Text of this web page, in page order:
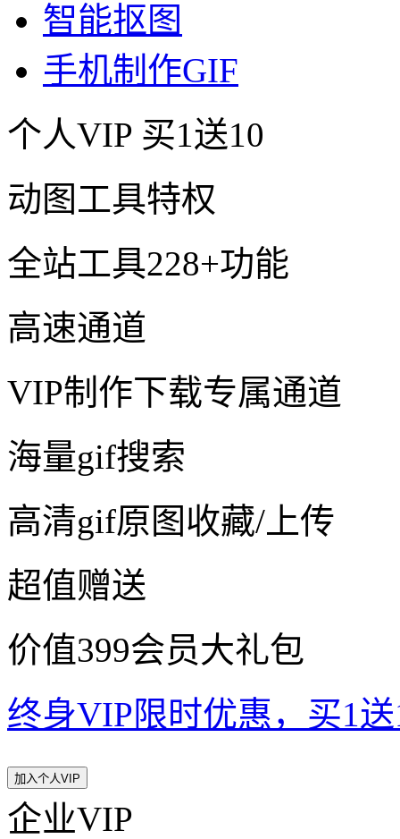
智能抠图
手机制作GIF
个人VIP 买1送10
动图工具特权
全站工具228+功能
高速通道
VIP制作下载专属通道
海量gif搜索
高清gif原图收藏/上传
超值赠送
价值399会员大礼包
终身VIP限时优惠，买1
加入个人VIP
企业VIP